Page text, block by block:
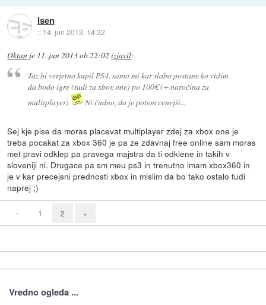
Isen
:: 14. jun 2013, 14:32
Oktan je 11. jun 2013 ob 22:02 izjavil:
Jaz bi verjetno kupil PS4, samo mi kar slabo postane ko vidim
da bodo igre (tudi za xbox one) po 100€ (+ naročina za
multiplayer)
Ni čudno, da je potem cenejši...
Sej kje pise da moras placevat multiplayer zdej za xbox one je
treba pocakat za xbox 360 je pa ze zdavnaj free online sam moras
met pravi odklep pa pravega majstra da ti odklene in takih v
sloveniji ni. Drugace pa sm meu ps3 in trenutno imam xbox360 in
je v kar precejsni prednosti xbox in mislim da bo tako ostalo tudi
naprej ;)
« 1 2 »
Vredno ogleda ...